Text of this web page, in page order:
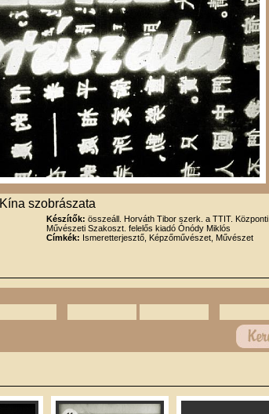
Kína szobrászata
Készítők: összeáll. Horváth Tibor szerk. a TTIT. Központi
Művészeti Szakoszt. felelős kiadó Ónódy Miklós
Címkék: Ismeretterjesztő, Képzőművészet, Művészet